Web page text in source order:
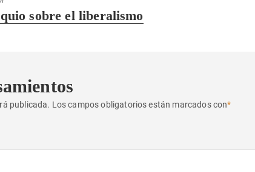
sobre el liberalismo
publicada. Los campos obligatorios están marcados con*